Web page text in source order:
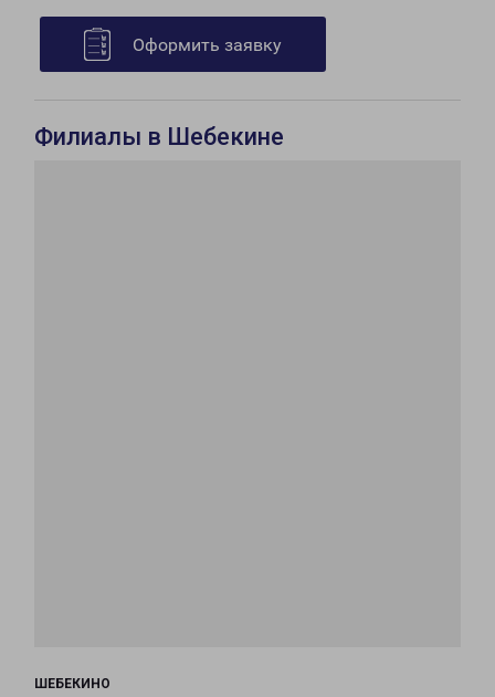
Оформить заявку
Филиалы в Шебекине
ШЕБЕКИНО